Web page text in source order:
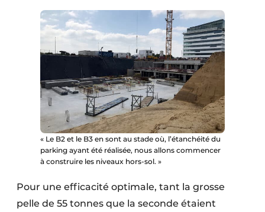
« Le B2 et le B3 en sont au stade où, l’étanchéité du
parking ayant été réalisée, nous allons commencer
à construire les niveaux hors-sol. »
Pour une efficacité optimale, tant la grosse
pelle de 55 tonnes que la seconde étaient